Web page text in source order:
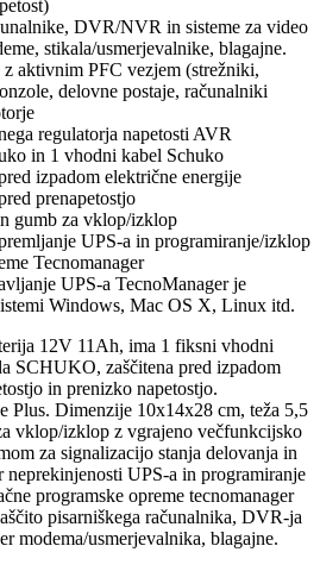
DVR/NVR in sisteme za video
stikala/usmerjevalnike, blagajne.
aktivnim PFC vezjem (strežniki,
delovne postaje, računalniki
regulatorja napetosti AVR
in 1 vhodni kabel Schuko
izpadom električne energije
prenapetostjo
gumb za vklop/izklop
UPS-a in programiranje/izklop
Tecnomanager
UPS-a TecnoManager je
Windows, Mac OS X, Linux itd.
12V 11Ah, ima 1 fiksni vhodni
SCHUKO, zaščitena pred izpadom
in prenizko napetostjo.
Plus. Dimenzije 10x14x28 cm, teža 5,5
vklop/izklop z vgrajeno večfunkcijsko
za signalizacijo stanja delovanja in
UPS-a in programiranje
programske opreme tecnomanager
pisarniškega računalnika, DVR-ja
modema/usmerjevalnika, blagajne.